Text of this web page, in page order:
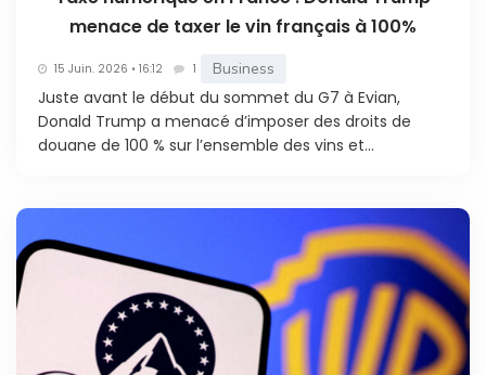
menace de taxer le vin français à 100%
15 Juin. 2026 • 16:12 1 Business
Juste avant le début du sommet du G7 à Evian,
Donald Trump a menacé d’imposer des droits de
douane de 100 % sur l’ensemble des vins et...